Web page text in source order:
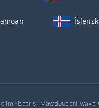
baaris. Mawduucani waxa